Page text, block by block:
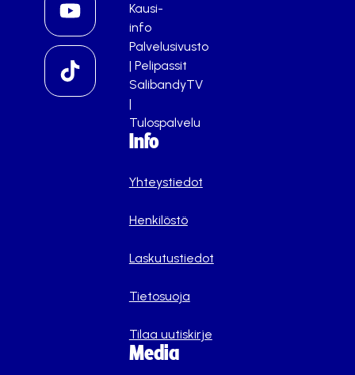
Kausi-
info
Palvelusivusto
| Pelipassit
SalibandyTV
|
Tulospalvelu
Info
Yhteystiedot
Henkilöstö
Laskutustiedot
Tietosuoja
Tilaa uutiskirje
Media